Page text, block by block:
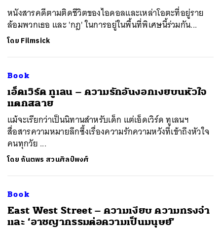
หนังสารคดีตามติดชีวิตของไอดอลและเหล่าโอตะที่อยู่ราย
ล้อมพวกเธอ และ 'กฎ' ในการอยู่ในพื้นที่พิเศษนี้ร่วมกัน...
โดย Filmsick
Book
เอ็ดเวิร์ด ทูเลน – ความรักอันงอกเงยบนหัวใจ
แตกสลาย
แม้จะเรียกว่าเป็นนิทานสำหรับเด็ก แต่เอ็ดเวิร์ด ทูเลนฯ
สื่อสารความหมายลึกซึ้งเรื่องความรักความหวังที่เข้าถึงหัวใจ
คนทุกวัย ...
โดย กันตพร สวนศิลป์พงศ์
Book
East West Street – ความเงียบ ความทรงจำ
และ ‘อาชญากรรมต่อความเป็นมนุษย์’
SHARE